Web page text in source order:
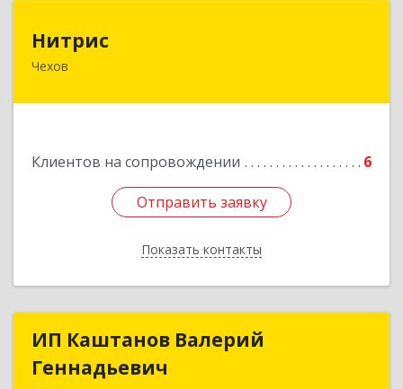
Нитрис
Чехов
Клиентов на сопровождении 6
Отправить заявку
Показать контакты
142350, Московская обл, Чехов м.о., Столбовая
Отправить заявку
Назад
ИП Каштанов Валерий
Геннадьевич
ИП Каштанов Валерий